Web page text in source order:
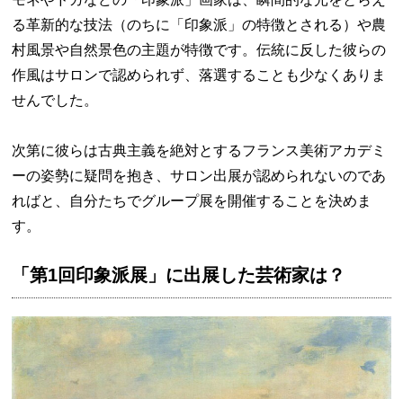
る革新的な技法（のちに「印象派」の特徴とされる）や農
村風景や自然景色の主題が特徴です。伝統に反した彼らの
作風はサロンで認められず、落選することも少なくありま
せんでした。
次第に彼らは古典主義を絶対とするフランス美術アカデミ
ーの姿勢に疑問を抱き、サロン出展が認められないのであ
ればと、自分たちでグループ展を開催することを決めま
す。
「第1回印象派展」に出展した芸術家は？